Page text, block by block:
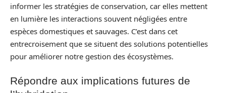
informer les stratégies de conservation, car elles mettent
en lumière les interactions souvent négligées entre
espèces domestiques et sauvages. C’est dans cet
entrecroisement que se situent des solutions potentielles
pour améliorer notre gestion des écosystèmes.
Répondre aux implications futures de